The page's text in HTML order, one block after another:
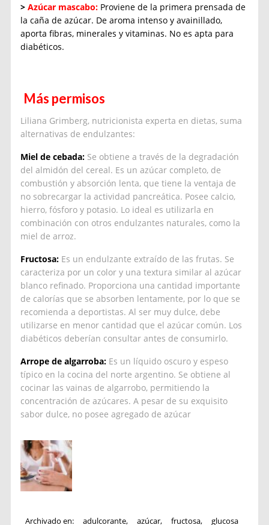
>Azúcar mascabo: Proviene de la primera prensada de
la caña de azúcar. De aroma intenso y avainillado,
aporta fibras, minerales y vitaminas. No es apta para
diabéticos.
Más permisos
Liliana Grimberg, nutricionista experta en dietas, suma
alternativas de endulzantes:
Miel de cebada: Se obtiene a través de la degradación
del almidón del cereal. Es un azúcar completo, de
combustión y absorción lenta, que tiene la ventaja de
no sobrecargar la actividad pancreática. Posee calcio,
hierro, fósforo y potasio. Lo ideal es utilizarla en
combinación con otros endulzantes naturales, como la
miel de arroz.
Fructosa: Es un endulzante extraído de las frutas. Se
caracteriza por un color y una textura similar al azúcar
blanco refinado. Proporciona una cantidad importante
de calorías que se absorben lentamente, por lo que se
recomienda a deportistas. Al ser muy dulce, debe
utilizarse en menor cantidad que el azúcar común. Los
diabéticos deberían consultar antes de consumirlo.
Arrope de algarroba: Es un líquido oscuro y espeso
típico en la cocina del norte argentino. Se obtiene al
cocinar las vainas de algarrobo, permitiendo la
concentración de azúcares. A pesar de su exquisito
sabor dulce, no posee agregado de azúcar
Archivado en: adulcorante, azúcar, fructosa,
glucosa